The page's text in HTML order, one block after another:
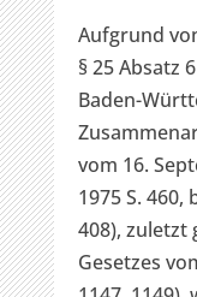
Aufgrund
§ 25 Absatz
Baden-
vom 16.
1975 S. 460,
408), zuletzt
Gesetzes